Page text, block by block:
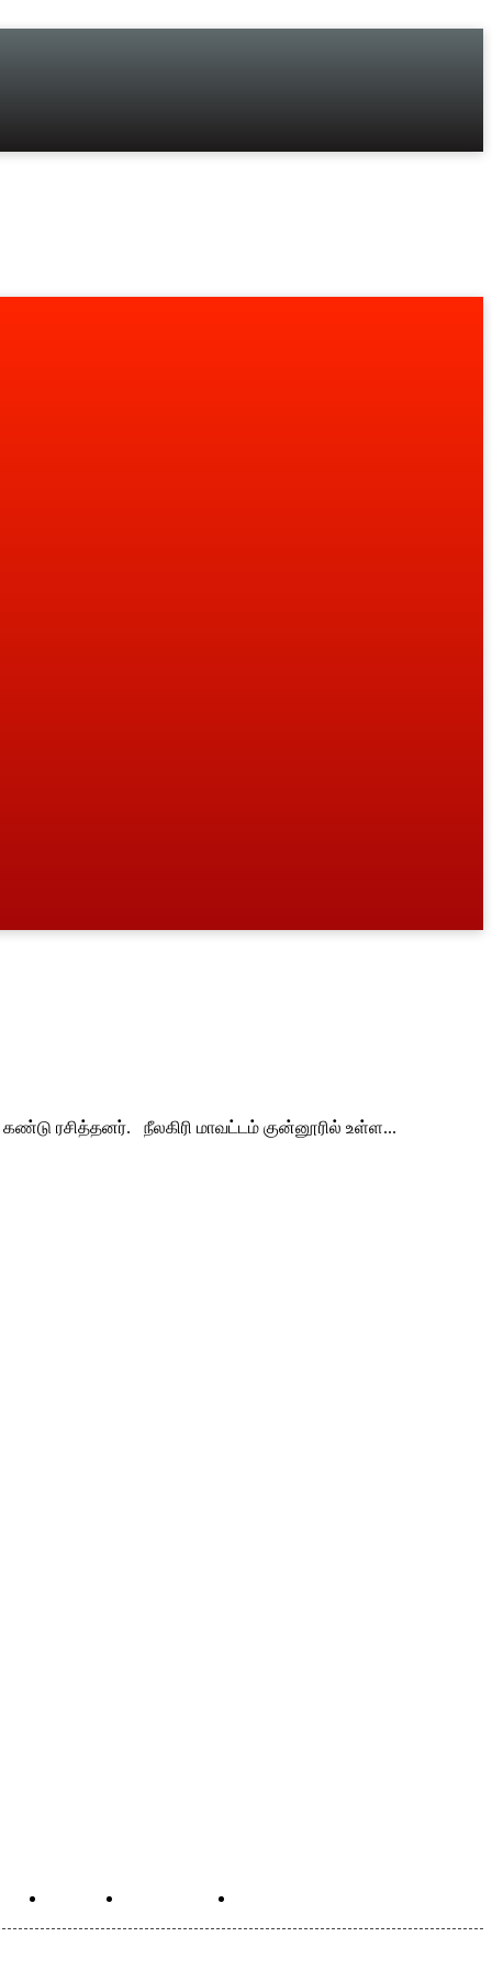
கண்டு ரசித்தனர். நீலகிரி மாவட்டம் குன்னூரில் உள்ள...
கொள்ளை பாலியல் சம்பவம்